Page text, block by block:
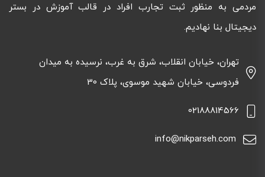
مردمی به منظور ثبت تجارب افراد در قالب آموزش در بستر
دیجیتال بنا نهادیم.
تهران، خیابان انقلاب، شرق به غرب، نرسیده به میدان
فردوسی، خیابان شهید موسوی، پلاک 30
02188814566
info@nikparseh.com